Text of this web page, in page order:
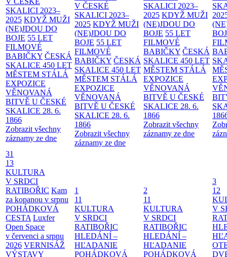
SKALICI 2023–
2025 KDYŽ MUŽI
(NE)JDOU DO
BOJE 55 LET
FILMOVÉ
BABIČKY ČESKÁ
SKALICE 450 LET
MĚSTEM STÁLÁ
EXPOZICE
VĚNOVANÁ
BITVĚ U ČESKÉ
SKALICE 28. 6.
1866
Zobrazit všechny
záznamy ze dne
V ČESKÉ
SKALICI 2023–
2025 KDYŽ MUŽI
(NE)JDOU DO
BOJE 55 LET
FILMOVÉ
BABIČKY ČESKÁ
SKALICE 450 LET
MĚSTEM STÁLÁ
EXPOZICE
VĚNOVANÁ
BITVĚ U ČESKÉ
SKALICE 28. 6.
1866
Zobrazit všechny
záznamy ze dne
SKALICI 2023–
2025 KDYŽ MUŽI
(NE)JDOU DO
BOJE 55 LET
FILMOVÉ
BABIČKY ČESKÁ
SKALICE 450 LET
MĚSTEM STÁLÁ
EXPOZICE
VĚNOVANÁ
BITVĚ U ČESKÉ
SKALICE 28. 6.
1866
Zobrazit všechny
záznamy ze dne
31
13
KULTURA
V SRDCI
RATIBOŘIC Kam
za kopanou v srpnu
POHÁDKOVÁ
CESTA Luxfer
Open Space
v červenci a srpnu
2026 VERNISÁŽ
VÝSTAVY
1
11
KULTURA
V SRDCI
RATIBOŘIC
HLEDÁNÍ –
HĽADANIE
POHÁDKOVÁ
2
11
KULTURA
V SRDCI
RATIBOŘIC
HLEDÁNÍ –
HĽADANIE
POHÁDKOVÁ
3
12
V